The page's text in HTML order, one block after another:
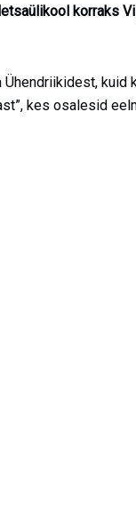
korraks
kuid
kes osalesid